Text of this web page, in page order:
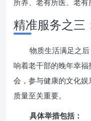
所养、老有所医、老有
精准服务之三
物质生活满足之
响着老干部的晚年幸
会，参与健康的文化
质量至关重要。
具体举措包括：